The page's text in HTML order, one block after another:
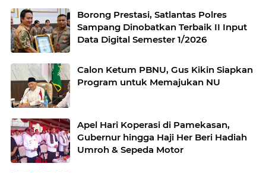
Borong Prestasi, Satlantas Polres
Sampang Dinobatkan Terbaik II Input
Data Digital Semester 1/2026
Calon Ketum PBNU, Gus Kikin Siapkan
Program untuk Memajukan NU
Apel Hari Koperasi di Pamekasan,
Gubernur hingga Haji Her Beri Hadiah
Umroh & Sepeda Motor